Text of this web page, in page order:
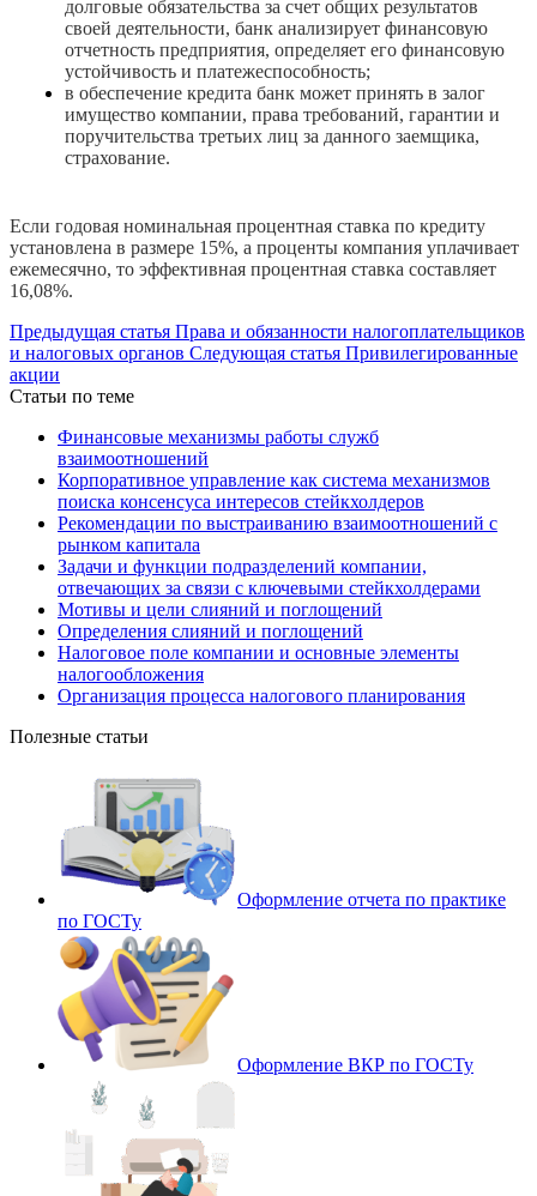
долговые обязательства за счет общих результатов
своей деятельности, банк анализирует финансовую
отчетность предприятия, определяет его финансовую
устойчивость и платежеспособность;
в обеспечение кредита банк может принять в залог
имущество компании, права требований, гарантии и
поручительства третьих лиц за данного заемщика,
страхование.
Если годовая номинальная процентная ставка по кредиту
установлена в размере 15%, а проценты компания уплачивает
ежемесячно, то эффективная процентная ставка составляет
16,08%.
Предыдущая статья Права и обязанности налогоплательщиков
и налоговых органов Следующая статья Привилегированные
акции
Статьи по теме
Финансовые механизмы работы служб
взаимоотношений
Корпоративное управление как система механизмов
поиска консенсуса интересов стейкхолдеров
Рекомендации по выстраиванию взаимоотношений с
рынком капитала
Задачи и функции подразделений компании,
отвечающих за связи с ключевыми стейкхолдерами
Мотивы и цели слияний и поглощений
Определения слияний и поглощений
Налоговое поле компании и основные элементы
налогообложения
Организация процесса налогового планирования
Полезные статьи
Оформление отчета по практике
по ГОСТу
Оформление ВКР по ГОСТу